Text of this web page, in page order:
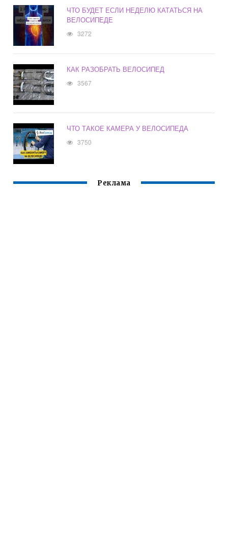
ЧТО БУДЕТ ЕСЛИ НЕДЕЛЮ КАТАТЬСЯ НА
ВЕЛОСИПЕДЕ
3272
КАК РАЗОБРАТЬ ВЕЛОСИПЕД
3567
ЧТО ТАКОЕ КАМЕРА У ВЕЛОСИПЕДА
3750
Реклама